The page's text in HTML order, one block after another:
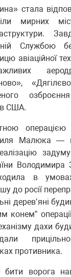
стала
мирних
Службою
авіаційної
США.
операцією
Малюка —
Володимира
в
до росії
деревʼяні
конем”
дахи
противника.
ворога